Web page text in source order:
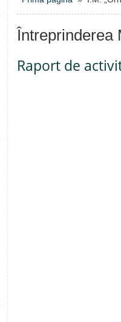
Întreprinderea
Raport de